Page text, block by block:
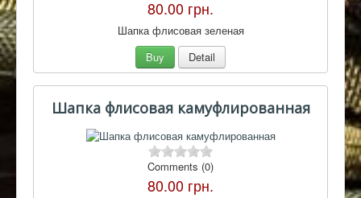
80.00 грн.
Шапка флисовая зеленая
Buy
Detail
Шапка флисовая камуфлированная
Comments (0)
80.00 грн.